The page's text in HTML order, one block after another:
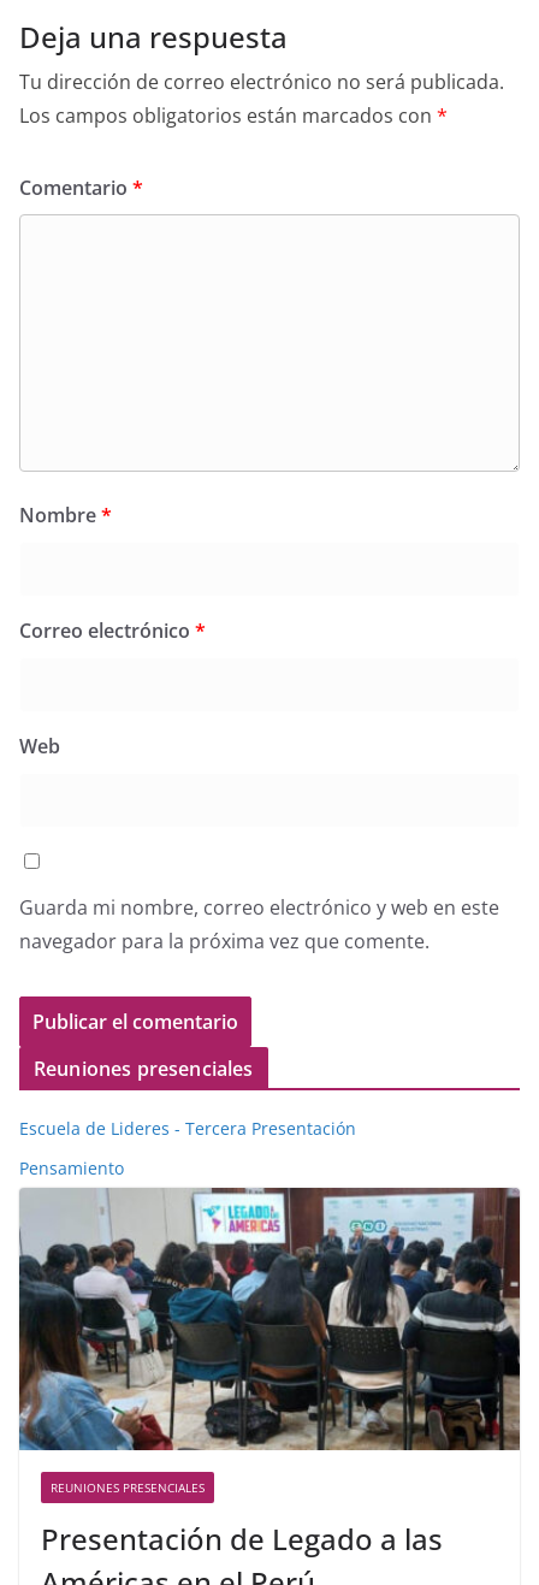
Deja una respuesta
Tu dirección de correo electrónico no será publicada.
Los campos obligatorios están marcados con *
Comentario *
Nombre*
Correo electrónico *
Web
Guarda mi nombre, correo electrónico y web en este
navegador para la próxima vez que comente.
Reuniones presenciales
Escuela de Lideres - Tercera Presentación
Pensamiento
REUNIONES PRESENCIALES
Presentación de Legado a las